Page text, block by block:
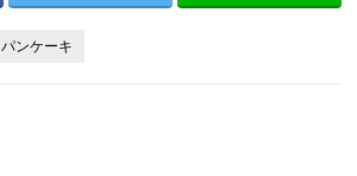
パンケーキ